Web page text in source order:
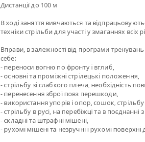
Дистанції до 100 м
В ході заняття вивчаються та
техніки стрільби для участі у змаганнях всіх
Вправи, в залежності від програми
себе:
- переноси вогню по фронту і вглиб,
- основні та проміжні стрілецькі положення,
- стрільбу зі слабкого плеча, необхідність
- перенесення зброї повз перешкоди,
- використання упорів і опор, сошок, стрільбу
- стрільбу в русі, на перебіжці та в
- складні та штрафні мішені,
- рухомі мішені та незручні і рухомі поверхні